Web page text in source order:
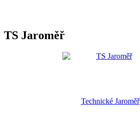
TS Jaroměř
Technické Jaroměř